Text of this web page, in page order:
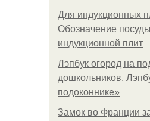
Для индукционных
Обозначение
индукционной плит
Лэпбук огород на
дошкольников.
подоконнике»
Замок во Франции